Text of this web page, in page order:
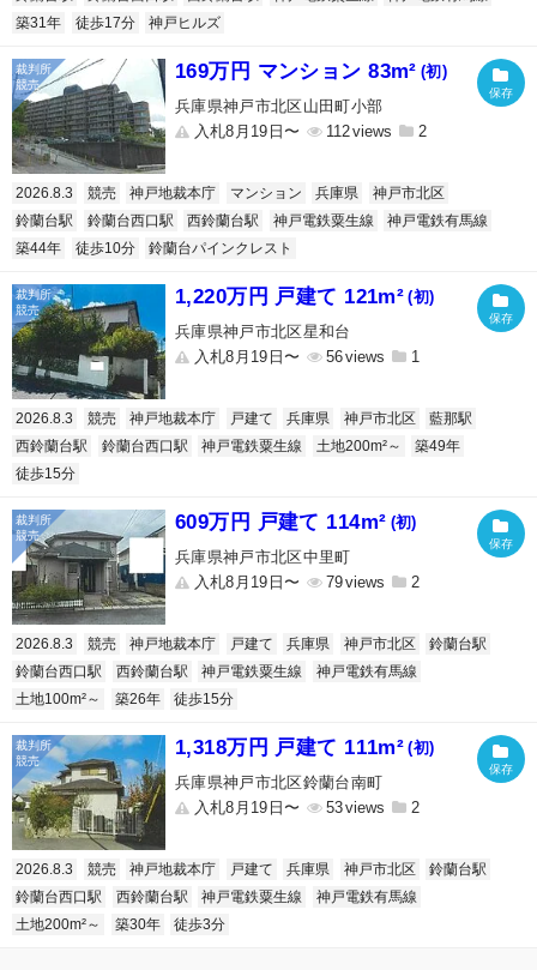
築31年
徒歩17分 神戸ヒルズ
169万円 マンション 83m² (初)
兵庫県神戸市北区山田町小部
入札8月19日〜
112 2
2026.8.3 競売 神戸地裁本庁 マンション 兵庫県
神戸市北区
鈴蘭台駅
鈴蘭台西口駅 西鈴蘭台駅 神戸電鉄粟生線
神戸電鉄有馬線
築44年
徒歩10分 鈴蘭台パインクレスト
1,220万円 戸建て 121m² (初)
兵庫県神戸市北区星和台
入札8月19日〜
56 1
2026.8.3 競売 神戸地裁本庁 戸建て 兵庫県 神戸市北区
藍那駅
西鈴蘭台駅
鈴蘭台西口駅 神戸電鉄粟生線 土地200m²～
築49年
徒歩15分
609万円 戸建て 114m² (初)
兵庫県神戸市北区中里町
入札8月19日〜
79 2
2026.8.3 競売 神戸地裁本庁 戸建て 兵庫県 神戸市北区
鈴蘭台駅
鈴蘭台西口駅
西鈴蘭台駅 神戸電鉄粟生線
神戸電鉄有馬線
土地100m²～
築26年 徒歩15分
1,318万円 戸建て 111m² (初)
兵庫県神戸市北区鈴蘭台南町
入札8月19日〜
53 2
2026.8.3 競売 神戸地裁本庁 戸建て 兵庫県 神戸市北区
鈴蘭台駅
鈴蘭台西口駅
西鈴蘭台駅 神戸電鉄粟生線
神戸電鉄有馬線
土地200m²～
築30年 徒歩3分